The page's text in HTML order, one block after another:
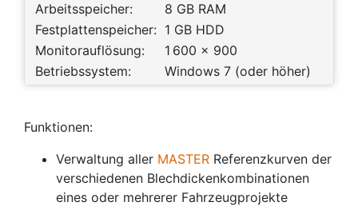
Arbeitsspeicher:
8 GB RAM
Festplattenspeicher: 1 GB HDD
Monitorauflösung:
1 600 x 900
Betriebssystem:
Windows 7 (oder höher)
Funktionen:
Verwaltung aller MASTER Referenzkurven der
verschiedenen Blechdickenkombinationen
eines oder mehrerer Fahrzeugprojekte